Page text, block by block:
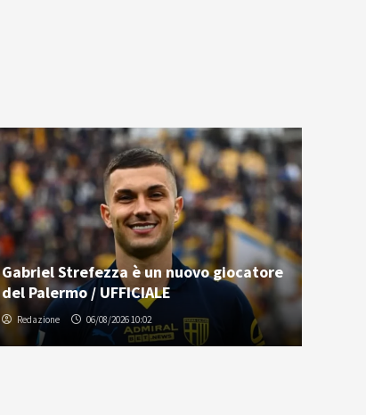
Gabriel Strefezza è un nuovo giocatore
del Palermo / UFFICIALE
Redazione 06/08/2026 10:02